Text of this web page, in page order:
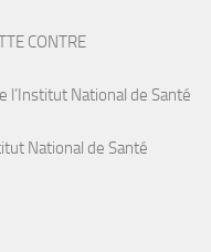
CONTRE
l’Institut National de Santé
National de Santé